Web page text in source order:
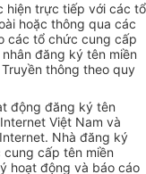
hiện trực tiếp với các tổ
hoặc thông qua các
các tổ chức cung cấp
đăng ký tên miền
thông theo quy
động đăng ký tên
Việt Nam và
Nhà đăng ký
cấp tên miền
hoạt động và báo cáo